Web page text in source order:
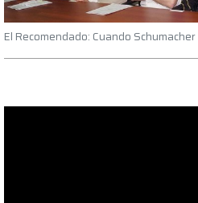
El Recomendado: Cuando